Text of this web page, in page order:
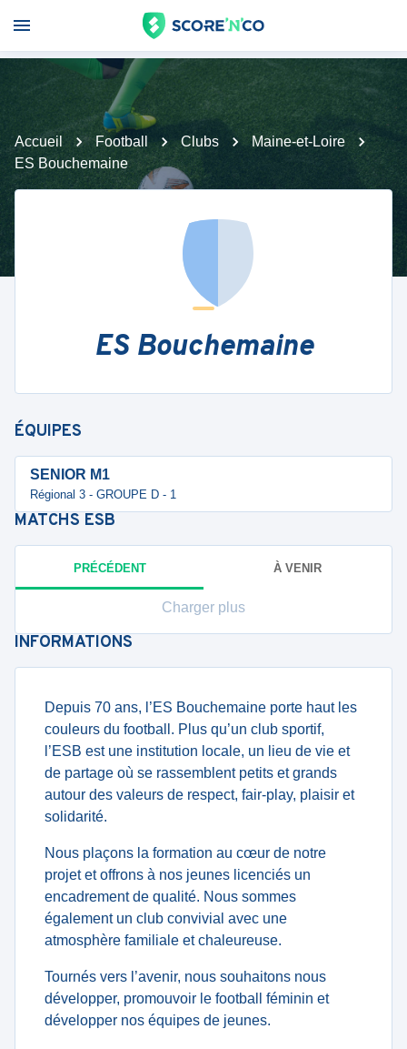
Accueil Football Clubs
Maine-et-Loire
ES Bouchemaine
ES Bouchemaine
ÉQUIPES
SENIOR M1
Régional 3 - GROUPE D - 1
MATCHS ESB
PRÉCÉDENT À VENIR
Charger plus
INFORMATIONS
Depuis 70 ans, l’ES Bouchemaine porte haut les
couleurs du football. Plus qu’un club sportif,
l’ESB est une institution locale, un lieu de vie et
de partage où se rassemblent petits et grands
autour des valeurs de respect, fair-play, plaisir et
solidarité.
Nous plaçons la formation au cœur de notre
projet et offrons à nos jeunes licenciés un
encadrement de qualité. Nous sommes
également un club convivial avec une
atmosphère familiale et chaleureuse.
Tournés vers l’avenir, nous souhaitons nous
développer, promouvoir le football féminin et
développer nos équipes de jeunes.